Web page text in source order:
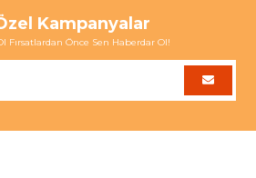
Kampanyalar
Fırsatlardan Önce Sen Haberdar Ol!